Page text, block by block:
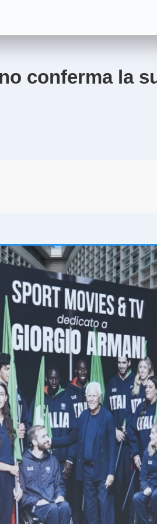
conferma la